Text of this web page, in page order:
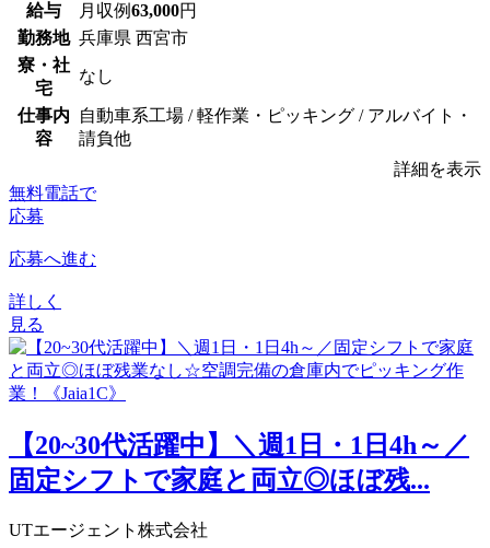
給与 月収例63,000円
勤務地 兵庫県 西宮市
寮・社
宅
なし
仕事内
容
自動車系工場 / 軽作業・ピッキング / アルバイト・
請負他
詳細を表示
無料電話で
応募
応募へ進む
詳しく
見る
【20~30代活躍中】＼週1日・1日4h～／
固定シフトで家庭と両立◎ほぼ残...
UTエージェント株式会社